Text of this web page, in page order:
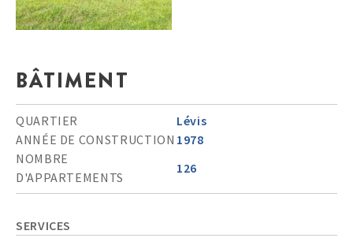
BÂTIMENT
QUARTIER
Lévis
ANNÉE DE CONSTRUCTION 1978
NOMBRE
D'APPARTEMENTS
126
SERVICES